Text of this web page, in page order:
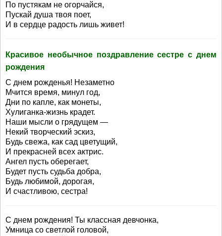
По пустякам не огорчайся,
Пускай душа твоя поет,
И в сердце радость лишь живет!
Красивое необычное поздравление сестре с днем
рождения
С днем рожденья! Незаметно
Мчится время, минул год,
Дни по капле, как монеты,
Хулиганка-жизнь крадет.
Наши мысли о грядущем —
Некий творческий эскиз,
Будь свежа, как сад цветущий,
И прекрасней всех актрис.
Ангел пусть оберегает,
Будет пусть судьба добра,
Будь любимой, дорогая,
И счастливою, сестра!
С днем рождения! Ты классная девчонка,
Умница со светлой головой,